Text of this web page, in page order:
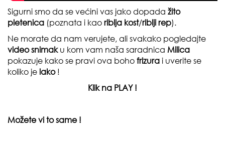
Sigurni smo da se većini vas jako dopada žito
pletenica (poznata i kao riblja kost/riblji rep).
Ne morate da nam verujete, ali svakako pogledajte
video snimak u kom vam naša saradnica Milica
pokazuje kako se pravi ova boho frizura i uverite se
koliko je lako !
Klik na PLAY !
Možete vi to same !